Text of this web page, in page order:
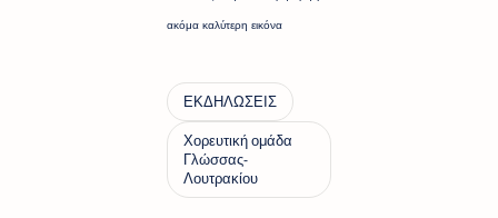
ακόμα καλύτερη εικόνα